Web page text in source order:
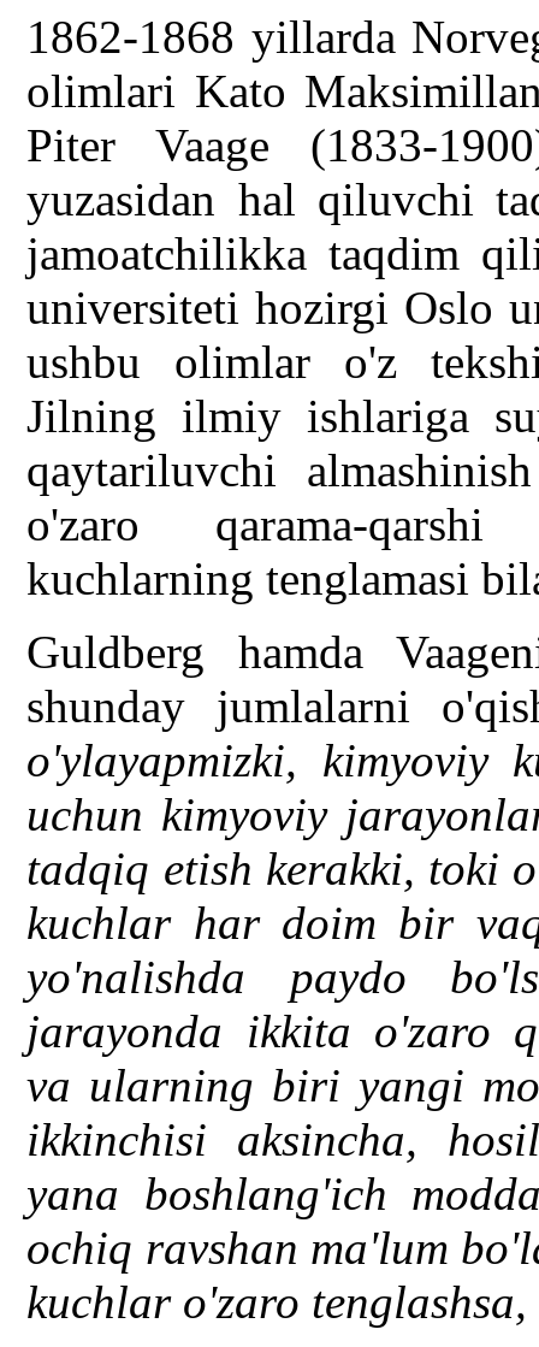
1862-1868 yillarda
olimlari Kato
Piter Vaage (1833-
yuzasidan hal qiluvchi
jamoatchilikka taqdim
universiteti hozirgi Oslo
ushbu olimlar o'z
Jilning ilmiy ishlariga
qaytariluvchi
o'zaro qarama-qarshi
kuchlarning tenglamasi
Guldberg hamda
shunday jumlalarni
o'ylayapmizki, kimyoviy
uchun kimyoviy
tadqiq etish kerakki, toki
kuchlar har doim bir
yo'nalishda paydo
jarayonda ikkita o'zaro
va ularning biri yangi
ikkinchisi aksincha,
yana boshlang'ich
ochiq ravshan ma'lum
kuchlar o'zaro